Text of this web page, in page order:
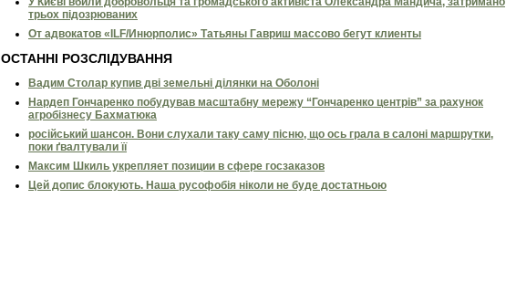
трьох підозрюваних
От адвокатов «ILF/Инюрполис» Татьяны Гавриш массово бегут клиенты
ОСТАННІ РОЗСЛІДУВАННЯ
Вадим Столар купив дві земельні ділянки на Оболоні
Нардеп Гончаренко побудував масштабну мережу “Гончаренко центрів” за рахунок
агробізнесу Бахматюка
російський шансон. Вони слухали таку саму пісню, що ось грала в салоні маршрутки,
поки ґвалтували її
Максим Шкиль укрепляет позиции в сфере госзаказов
Цей допис блокують. Наша русофобія ніколи не буде достатньою